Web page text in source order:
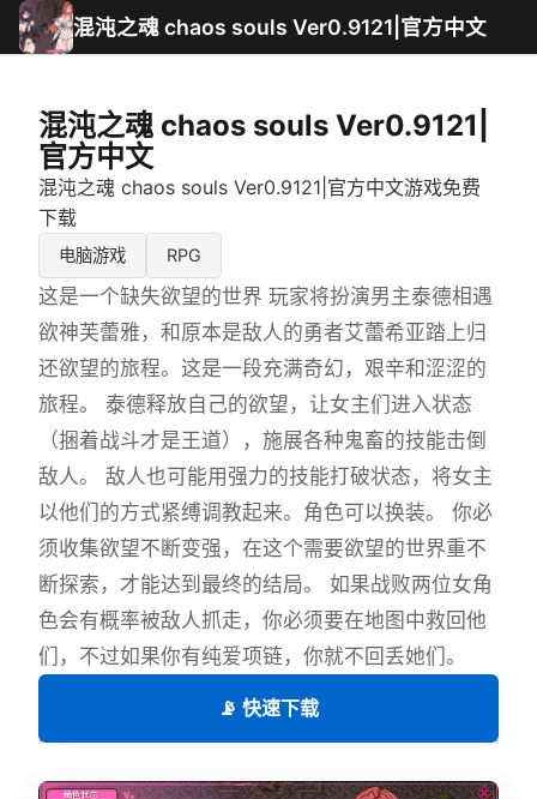
混沌之魂 chaos souls Ver0.9121|官方中文
混沌之魂 chaos souls Ver0.9121|
官方中文
混沌之魂 chaos souls Ver0.9121|官方中文游戏免费
下载
电脑游戏 RPG
这是一个缺失欲望的世界 玩家将扮演男主泰德相遇
欲神芙蕾雅，和原本是敌人的勇者艾蕾希亚踏上归
还欲望的旅程。这是一段充满奇幻，艰辛和涩涩的
旅程。 泰德释放自己的欲望，让女主们进入状态
（捆着战斗才是王道），施展各种鬼畜的技能击倒
敌人。 敌人也可能用强力的技能打破状态，将女主
以他们的方式紧缚调教起来。角色可以换装。 你必
须收集欲望不断变强，在这个需要欲望的世界重不
断探索，才能达到最终的结局。 如果战败两位女角
色会有概率被敌人抓走，你必须要在地图中救回他
们，不过如果你有纯爱项链，你就不回丢她们。
📡 快速下载